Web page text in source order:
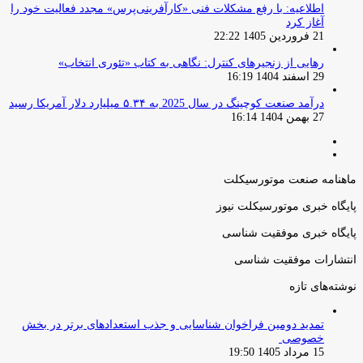
اطلاعیه: با رفع مشکلات فنی «کارآفرینی‌پرس» مجدد فعالیت خود را
آغاز کرد
21 فروردین 1405 22:22
رهایی از زنجیرهای کنترل: نگاهی به کتاب «تئوری انتخاب»
29 اسفند 1404 16:19
درآمد صنعت کوچینگ در سال 2025 به ۵.۳۴ میلیارد دلار آمریکا رسید
27 بهمن 1404 16:14
ماهنامه صنعت موتورسیکلت
پایگاه خبری موتورسیکلت نیوز
پایگاه خبری موفقیت شناسی
انتشارات موفقیت شناسی
نوشته‌های تازه
تمدید دومین فراخوان شناسایی و جذب استعدادهای برتر در بخش
خصوصی
15 مرداد 1405 19:50